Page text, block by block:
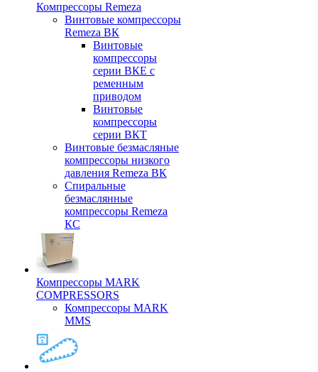
Компрессоры Remeza
Винтовые компрессоры
Remeza ВК
Винтовые
компрессоры
серии ВКЕ с
ременным
приводом
Винтовые
компрессоры
серии ВКТ
Винтовые безмасляные
компрессоры низкого
давления Remeza ВК
Спиральные
безмаслянные
компрессоры Remeza
КС
Компрессоры MARK
COMPRESSORS
Компрессоры MARK
MMS